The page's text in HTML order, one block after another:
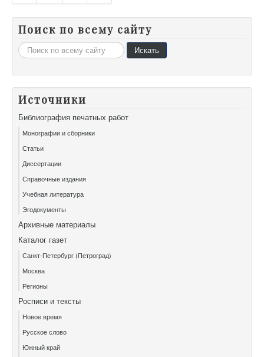
Поиск по всему сайту
Искать... Искать
Источники
Библиография печатных работ
Монографии и сборники
Статьи
Диссертации
Справочные издания
Учебная литература
Эгодокументы
Архивные материалы
Каталог газет
Санкт-Петербург (Петроград)
Москва
Регионы
Росписи и тексты
Новое время
Русское слово
Южный край